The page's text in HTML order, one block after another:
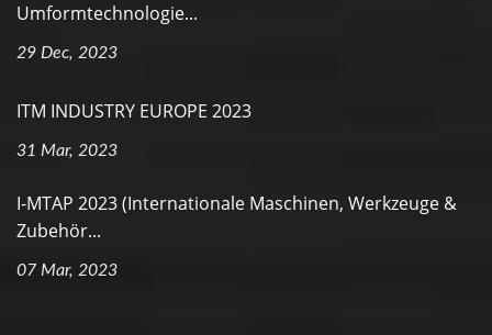
Umformtechnologie...
29 Dec, 2023
ITM INDUSTRY EUROPE 2023
31 Mar, 2023
I-MTAP 2023 (Internationale Maschinen, Werkzeuge &
Zubehör...
07 Mar, 2023